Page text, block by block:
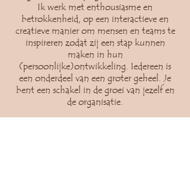
Ik werk met enthousiasme en
betrokkenheid, op een interactieve en
creatieve manier om mensen en teams te
inspireren zodat zij een stap kunnen
maken in hun
(persoonlijke)ontwikkeling. Iedereen is
een onderdeel van een groter geheel. Je
bent een schakel in de groei van jezelf en
de organisatie.